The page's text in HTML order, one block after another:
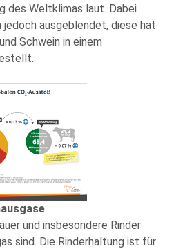
des Weltklimas laut. Dabei
ausgeblendet, diese hat
Schwein in einem
und insbesondere Rinder
sind. Die Rinderhaltung ist für